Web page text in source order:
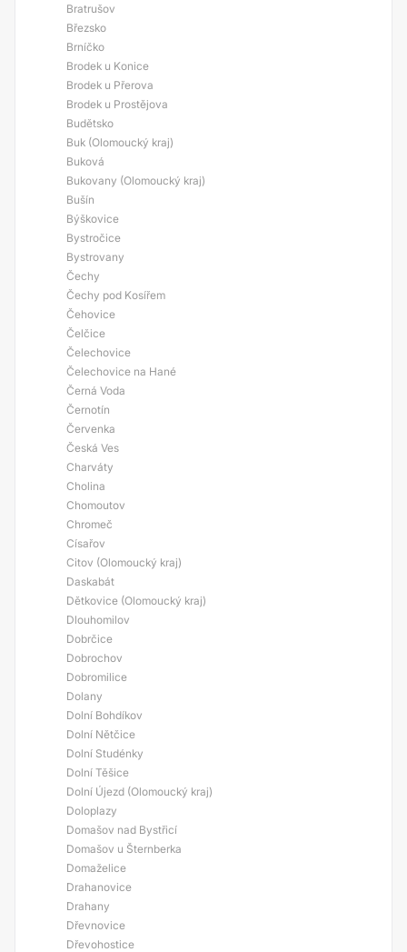
Bratrušov
Březsko
Brníčko
Brodek u Konice
Brodek u Přerova
Brodek u Prostějova
Budětsko
Buk (Olomoucký kraj)
Buková
Bukovany (Olomoucký kraj)
Bušín
Býškovice
Bystročice
Bystrovany
Čechy
Čechy pod Kosířem
Čehovice
Čelčice
Čelechovice
Čelechovice na Hané
Černá Voda
Černotín
Červenka
Česká Ves
Charváty
Cholina
Chomoutov
Chromeč
Císařov
Citov (Olomoucký kraj)
Daskabát
Dětkovice (Olomoucký kraj)
Dlouhomilov
Dobrčice
Dobrochov
Dobromilice
Dolany
Dolní Bohdíkov
Dolní Nětčice
Dolní Studénky
Dolní Těšice
Dolní Újezd (Olomoucký kraj)
Doloplazy
Domašov nad Bystřicí
Domašov u Šternberka
Domaželice
Drahanovice
Drahany
Dřevnovice
Dřevohostice